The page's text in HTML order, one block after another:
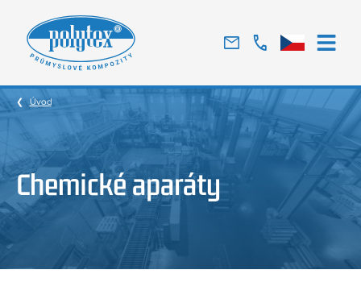
Tradiční
český
výrobce
skelných
Úvod
Chemické aparáty